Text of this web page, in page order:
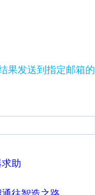
果发送到指定邮箱的
助